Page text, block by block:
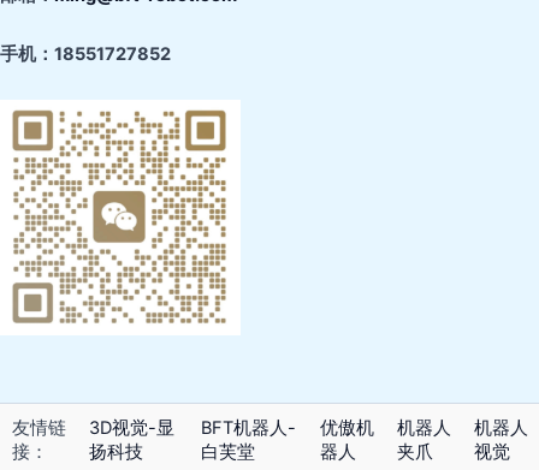
手机： 18551727852
友情链
接：
3D视觉-显
扬科技
BFT机器人-
白芙堂
优傲机
器人
机器人
夹爪
机器人
视觉